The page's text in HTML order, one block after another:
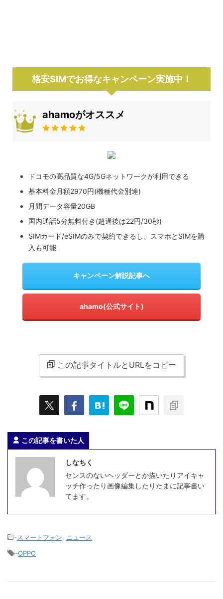
格安SIMでお得なキャンペーン実施中！
ahamoがオススメ
ドコモの高品質な4G/5Gネットワークが利用できる
基本料金月額2970円(機種代金別途)
月間データ容量20GB
国内通話5分無料付き(超過後は22円/30秒)
SIMカード/eSIMのみで契約できるし、スマホとSIMを購
入も可能
キャンペーン解説記事へ
ahamo(公式サイト)
この記事タイトルとURLをコピー
この記事を書いた人
しなちく
センスのないヘッダーとか描いたりアイキャ
ッチ作ったり画像編集したりたまに記事書い
てます。
-スマートフォン
ニュース
-OPPO